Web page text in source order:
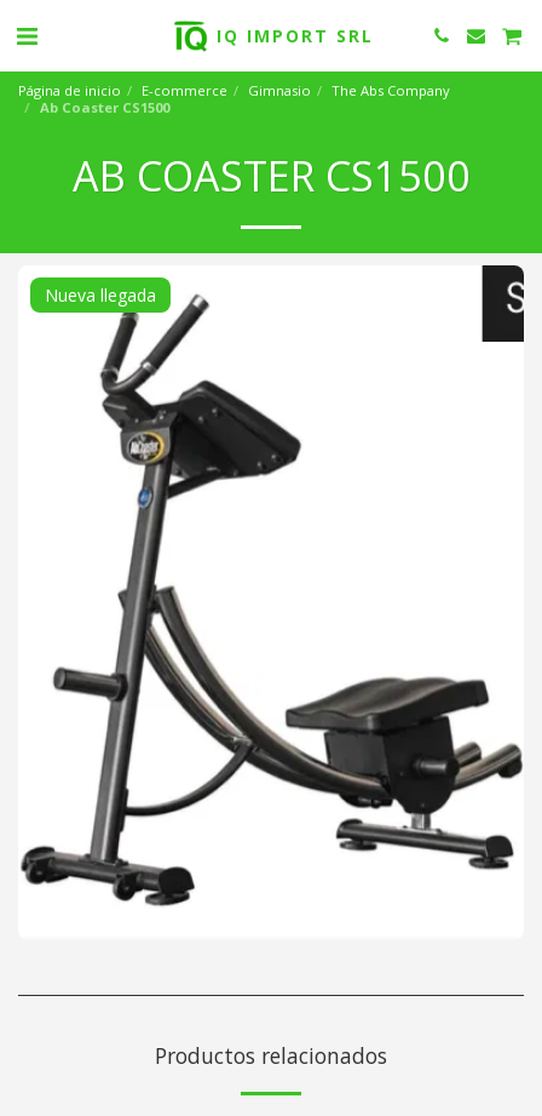
IQ IMPORT SRL
Página de inicio E-commerce Gimnasio
The Abs Company
Ab Coaster CS1500
AB COASTER CS1500
Nueva llegada
Productos relacionados